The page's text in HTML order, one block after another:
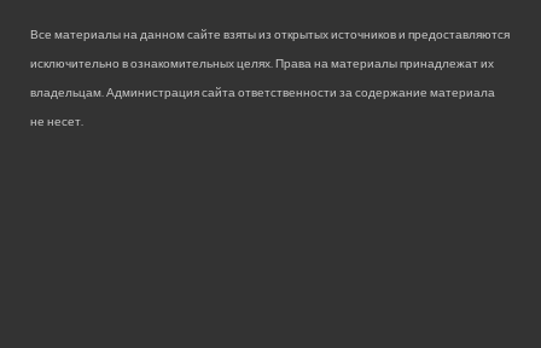
Все материалы на данном сайте взяты из открытых источников и предоставляются
исключительно в ознакомительных целях. Права на материалы принадлежат их
владельцам. Администрация сайта ответственности за содержание материала
не несет.